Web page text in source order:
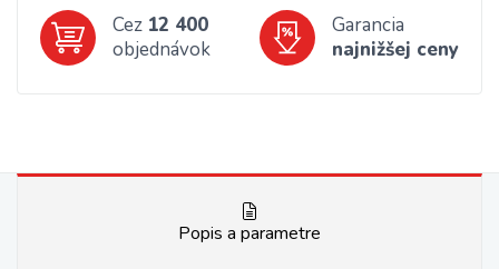
Cez 12 400
objednávok
Garancia
najnižšej ceny
Popis a parametre